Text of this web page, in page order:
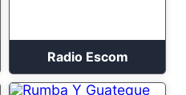
Radio Escom